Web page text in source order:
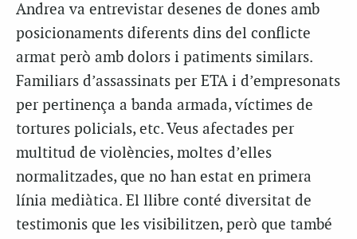
Andrea va entrevistar desenes de dones amb
posicionaments diferents dins del conflicte
armat però amb dolors i patiments similars.
Familiars d’assassinats per ETA i d’empresonats
per pertinença a banda armada, víctimes de
tortures policials, etc. Veus afectades per
multitud de violències, moltes d’elles
normalitzades, que no han estat en primera
línia mediàtica. El llibre conté diversitat de
testimonis que les visibilitzen, però que també